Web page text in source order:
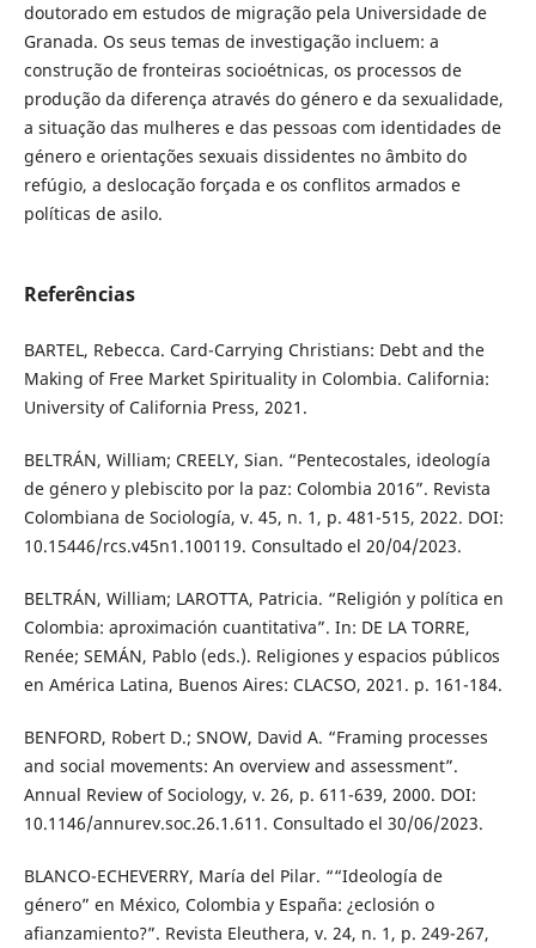
doutorado em estudos de migração pela Universidade de
Granada. Os seus temas de investigação incluem: a
construção de fronteiras socioétnicas, os processos de
produção da diferença através do género e da sexualidade,
a situação das mulheres e das pessoas com identidades de
género e orientações sexuais dissidentes no âmbito do
refúgio, a deslocação forçada e os conflitos armados e
políticas de asilo.
Referências
BARTEL, Rebecca. Card-Carrying Christians: Debt and the
Making of Free Market Spirituality in Colombia. California:
University of California Press, 2021.
BELTRÁN, William; CREELY, Sian. “Pentecostales, ideología
de género y plebiscito por la paz: Colombia 2016”. Revista
Colombiana de Sociología, v. 45, n. 1, p. 481-515, 2022. DOI:
10.15446/rcs.v45n1.100119. Consultado el 20/04/2023.
BELTRÁN, William; LAROTTA, Patricia. “Religión y política en
Colombia: aproximación cuantitativa”. In: DE LA TORRE,
Renée; SEMÁN, Pablo (eds.). Religiones y espacios públicos
en América Latina, Buenos Aires: CLACSO, 2021. p. 161-184.
BENFORD, Robert D.; SNOW, David A. “Framing processes
and social movements: An overview and assessment”.
Annual Review of Sociology, v. 26, p. 611-639, 2000. DOI:
10.1146/annurev.soc.26.1.611. Consultado el 30/06/2023.
BLANCO-ECHEVERRY, María del Pilar. ““Ideología de
género” en México, Colombia y España: ¿eclosión o
afianzamiento?”. Revista Eleuthera, v. 24, n. 1, p. 249-267,